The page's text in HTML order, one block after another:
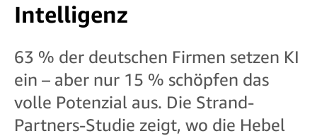
Intelligenz
63 % der deutschen Firmen setzen KI
ein – aber nur 15 % schöpfen das
volle Potenzial aus. Die Strand-
Partners-Studie zeigt, wo die Hebel